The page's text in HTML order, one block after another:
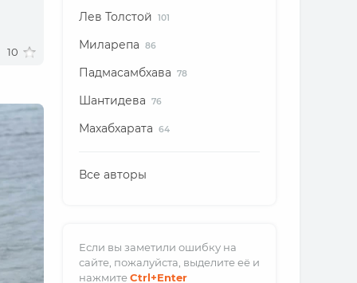
10
Лев Толстой 101
Миларепа 86
Падмасамбхава 78
Шантидева 76
Махабхарата 64
Все авторы
Если вы заметили ошибку на
сайте, пожалуйста, выделите её и
нажмитеCtrl+Enter